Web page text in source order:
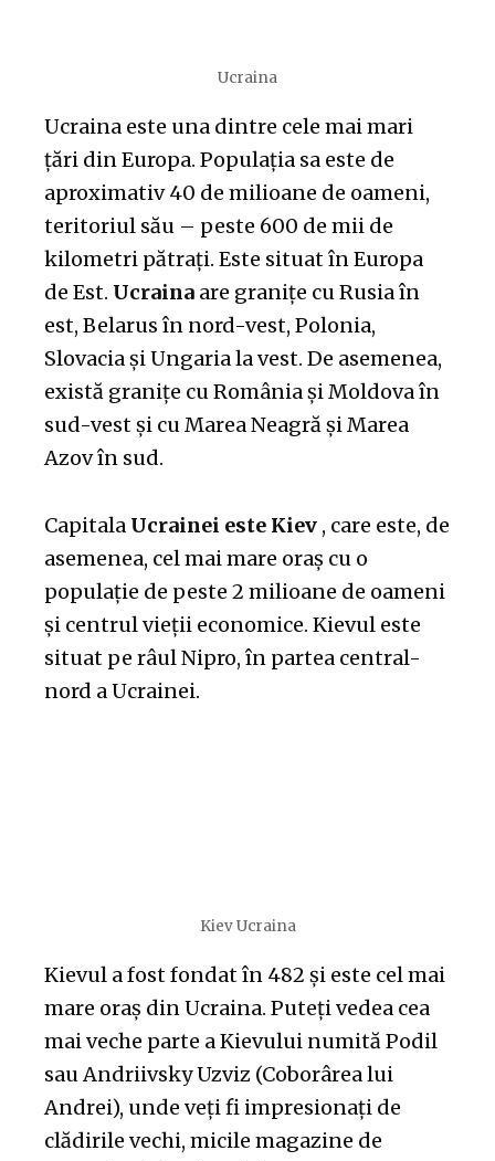
Ucraina
Ucraina este una dintre cele mai mari
țări din Europa. Populația sa este de
aproximativ 40 de milioane de oameni,
teritoriul său – peste 600 de mii de
kilometri pătrați. Este situat în Europa
de Est. Ucraina are granițe cu Rusia în
est, Belarus în nord-vest, Polonia,
Slovacia și Ungaria la vest. De asemenea,
există granițe cu România și Moldova în
sud-vest și cu Marea Neagră și Marea
Azov în sud.
Capitala Ucrainei este Kiev , care este, de
asemenea, cel mai mare oraș cu o
populație de peste 2 milioane de oameni
și centrul vieții economice. Kievul este
situat pe râul Nipro, în partea central-
nord a Ucrainei.
Kiev Ucraina
Kievul a fost fondat în 482 și este cel mai
mare oraș din Ucraina. Puteți vedea cea
mai veche parte a Kievului numită Podil
sau Andriivsky Uzviz (Coborârea lui
Andrei), unde veți fi impresionați de
clădirile vechi, micile magazine de